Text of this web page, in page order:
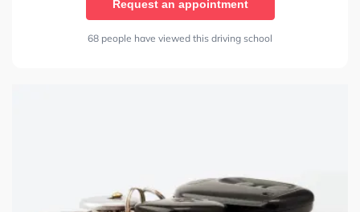
Request an appointment
68 people have viewed this driving school